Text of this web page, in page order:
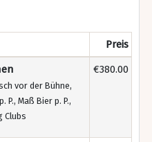
Preis
vor der Bühne,
Maß Bier p. P.,
Clubs
€380.00